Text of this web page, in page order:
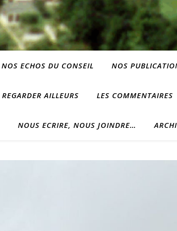
NOS ECHOS DU CONSEIL NOS
REGARDER AILLEURS LES COMMENTAIRES
NOUS ECRIRE, NOUS JOINDRE…